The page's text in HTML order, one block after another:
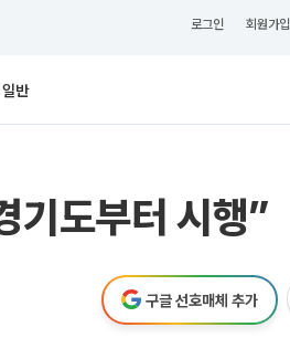
로그인 회원가입
일반
도부터 시행”
구글 선호매체 추가